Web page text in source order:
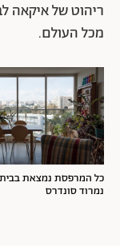
ריהוט של איקאה
מכל העולם.
כל המרפסת נמצאת בבית
נמרוד סונדרס